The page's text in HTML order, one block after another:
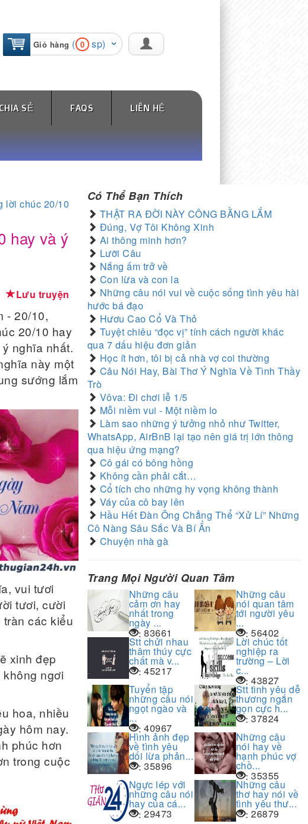
Giỏ hàng ( 0 sp)
SẺ FAQS LIÊN HỆ
lời chúc 20/10
hay và ý
Lưu truyện
- 20/10,
20/10 hay
nghĩa nhất.
này một
sướng lắm
vui tư­ơi
tư­ơi, cư­ời
các kiểu
xinh đẹp
ngơi
hoa, nhiều
hôm nay.
phúc hơn
trong cuộc
Có Thể Bạn Thích
THẬT RA ĐỜI NÀY CÔNG BẰNG LẮM
Đúng, Vợ Tôi Không Xinh
Ai thông minh hơn?
Lưỡi Câu
Nắng ấm trở về
Con lừa và con la
Những câu nói vui về cuộc sống tình yêu hài
hước bá đạo
Hươu Cao Cổ Và Thỏ
Tuyệt chiêu “đọc vị” tính cách người khác
qua 7 dấu hiệu đơn giản
Học ít hơn, tôi bị cả nhà vợ coi thường
Câu Nói Hay, Bài Thơ Ý Nghĩa Về Tình Thầy
Trò
Vôva: Đi chơi lễ 1/5
Mỗi niềm vui - Một niềm lo
Làm sao những ý tưởng nhỏ như Twitter,
WhatsApp, AirBnB lại tạo nên giá trị lớn thông
qua hiệu ứng mạng?
Cô gái có bông hồng
Không cần phải cắt…
Cổ tích cho những hy vọng không thành
Váy của cô bay lên
Hầu Hết Đàn Ông Chẳng Thể “Xử Lí” Những
Cô Nàng Sâu Sắc Và Bí Ẩn
Chuyện nhà gà
Trang Mọi Người Quan Tâm
Những câu
cảm ơn hay
nhất trong
ngày ...
: 83661
Những câu
nói quan tâm
tới người yêu
...
: 56402
Stt chửi nhau
thâm thúy cực
chất mà v...
: 45217
Lời chúc tốt
nghiệp ra
trường – Lời
c...
: 43827
Tuyển tập
những câu nói
ngọt ngào và
...
: 40967
Stt tình yêu dễ
thương ngắn
gọn cực h...
: 37824
Hình ảnh đẹp
về tình yêu
dối lừa phản...
: 35896
Những câu
nói hay về
hạnh phúc vợ
chồ...
: 35355
Ngực lép với
những câu nói
hay của cá...
:29473
Những câu
thơ hay nói về
tình yêu thư...
: 26879